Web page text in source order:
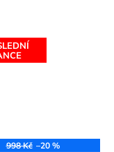
998 Kč –20 %